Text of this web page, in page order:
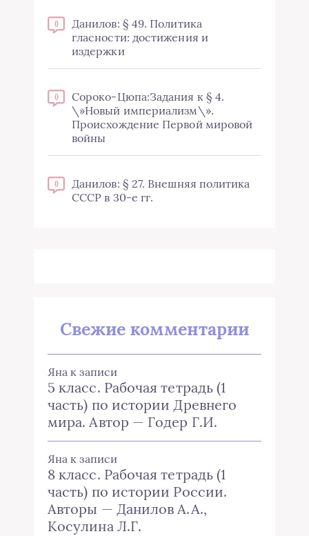
0
Данилов: § 49. Политика
гласности: достижения и
издержки
0
Сороко-Цюпа:Задания к § 4.
\»Новый империализм\».
Происхождение Первой мировой
войны
0
Данилов: § 27. Внешняя политика
СССР в 30-е гг.
Свежие комментарии
Яна к записи
5 класс. Рабочая тетрадь (1
часть) по истории Древнего
мира. Автор — Годер Г.И.
Яна к записи
8 класс. Рабочая тетрадь (1
часть) по истории России.
Авторы — Данилов А.А.,
Косулина Л.Г.